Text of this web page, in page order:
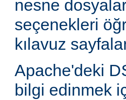
nesne
seçenekleri
kılavuz
Apache'deki
bilgi edinmek